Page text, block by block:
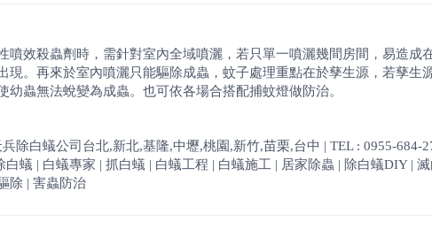
噴效殺蟲劑時，需針對室內全域噴灑，若只單一噴灑幾間房間，易造
現。再來於室內噴灑只能驅除成蟲，蚊子處理重點在於孳生源，若孳
幼蟲無法蛻變為成蟲。也可依各場合搭配捕蚊燈做防治。
兵除白蟻公司台北,新北,基隆,中壢,桃園,新竹,苗栗,台中 | TEL : 0955-
白蟻 | 白蟻專家 | 抓白蟻 | 白蟻工程 | 白蟻施工 | 居家除蟲 | 除白蟻DIY |
除 | 害蟲防治